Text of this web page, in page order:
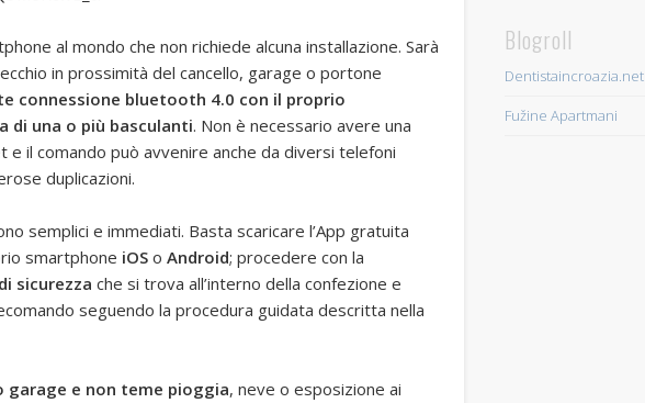
al mondo che non richiede alcuna installazione. Sarà
in prossimità del cancello, garage o portone
connessione bluetooth 4.0 con il proprio
di una o più basculanti. Non è necessario avere una
e il comando può avvenire anche da diversi telefoni
duplicazioni.
semplici e immediati. Basta scaricare l’App gratuita
smartphone iOS oAndroid; procedere con la
sicurezza che si trova all’interno della confezione e
seguendo la procedura guidata descritta nella
garage e non teme pioggia, neve o esposizione ai
Blogroll
Dentistaincroazia.net
Fužine Apartmani